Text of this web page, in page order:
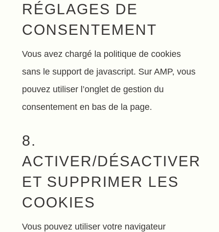
RÉGLAGES DE
CONSENTEMENT
Vous avez chargé la politique de cookies
sans le support de javascript. Sur AMP, vous
pouvez utiliser l’onglet de gestion du
consentement en bas de la page.
8.
ACTIVER/DÉSACTIVER
ET SUPPRIMER LES
COOKIES
Vous pouvez utiliser votre navigateur